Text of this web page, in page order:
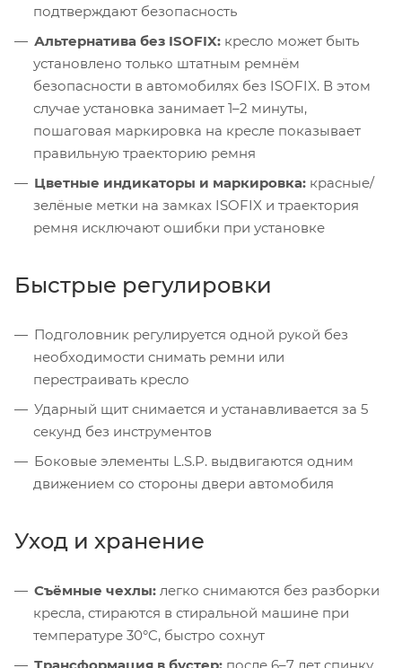
подтверждают безопасность
Альтернатива без ISOFIX: кресло может быть
установлено только штатным ремнём
безопасности в автомобилях без ISOFIX. В этом
случае установка занимает 1–2 минуты,
пошаговая маркировка на кресле показывает
правильную траекторию ремня
Цветные индикаторы и маркировка: красные/
зелёные метки на замках ISOFIX и траектория
ремня исключают ошибки при установке
Быстрые регулировки
Подголовник регулируется одной рукой без
необходимости снимать ремни или
перестраивать кресло
Ударный щит снимается и устанавливается за 5
секунд без инструментов
Боковые элементы L.S.P. выдвигаются одним
движением со стороны двери автомобиля
Уход и хранение
Съёмные чехлы: легко снимаются без разборки
кресла, стираются в стиральной машине при
температуре 30°C, быстро сохнут
Трансформация в бустер: после 6–7 лет спинку